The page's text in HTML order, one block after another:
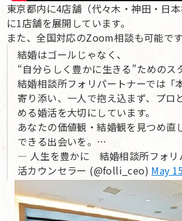
東京都内に4店舗（代々木・神田・日
に1店舗を展開しています。
また、全国対応のZoom相談も可能です
結婚はゴールじゃなく、
“自分らしく豊かに生きる”ためのス
結婚相談所フォリパートナーでは「
寄り添い、一人で抱え込まず、プロ
める婚活を大切にしています。
あなたの価値観・結婚観を見つめ直
できる出会いを。…
— 人生を豊かに 結婚相談所フォ
活カウンセラー (@folli_ceo) May